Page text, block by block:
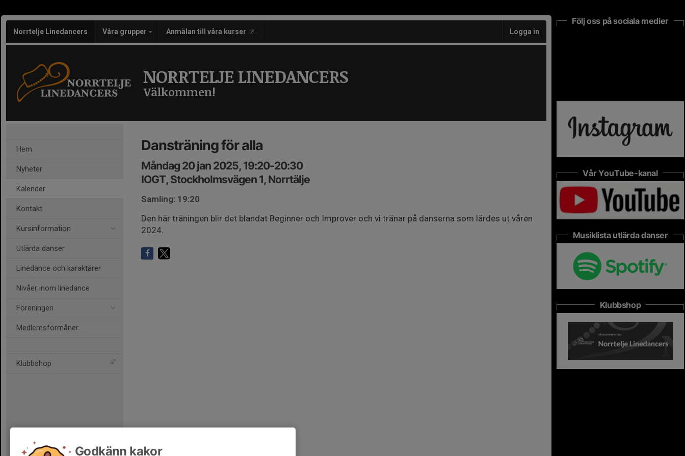
Norrtelje Linedancers Våra grupper Anmälan till våra kurser Logga in
NORRTELJE LINEDANCERS
Välkommen!
Hem
Nyheter
Kalender
Kontakt
Kursinformation
Utlärda danser
Linedance och karaktärer
Nivåer inom linedance
Föreningen
Medlemsförmåner
Klubbshop
Dansträning för alla
Måndag 20 jan 2025, 19:20-20:30
IOGT, Stockholmsvägen 1, Norrtälje
Samling: 19:20
Den här träningen blir det blandat Beginner och Improver och vi tränar på danserna som lärdes ut våren
2024.
Följ oss på sociala medier
Vår YouTube-kanal
Musiklista utlärda danser
Klubbshop
Godkänn kakor